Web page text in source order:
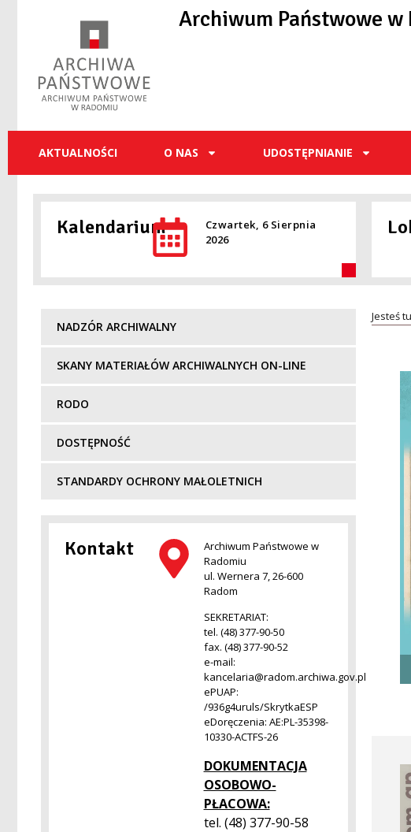
Archiwum Państwowe w
AKTUALNOŚCI O NAS UDOSTĘPNIANIE
Kalendarium
Czwartek, 6 Sierpnia
2026
NADZÓR ARCHIWALNY
SKANY MATERIAŁÓW ARCHIWALNYCH ON-LINE
RODO
DOSTĘPNOŚĆ
STANDARDY OCHRONY MAŁOLETNICH
Kontakt
Archiwum Państwowe w
Radomiu
ul. Wernera 7, 26-600
Radom
SEKRETARIAT:
tel. (48) 377-90-50
fax. (48) 377-90-52
e-mail:
kancelaria@radom.archiwa.gov.pl
ePUAP:
/936g4uruls/SkrytkaESP
eDoręczenia: AE:PL-35398-
10330-ACTFS-26
DOKUMENTACJA
OSOBOWO-
PŁACOWA:
tel. (48) 377-90-58